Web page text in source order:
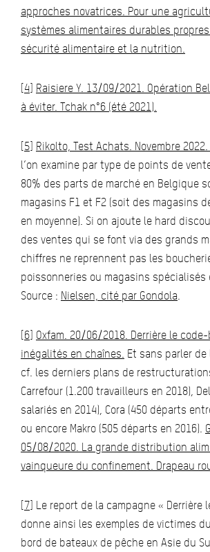
approches novatrices. Pour une
systèmes alimentaires durables
sécurité alimentaire et la nutrition.
[4] Raisiere Y. 13/09/2021. Opération
à éviter. Tchak n°6 (été 2021).
[5] Rikolto, Test Achats. Novembre
l’on examine par type de points de
80% des parts de marché en Belgique
magasins F1 et F2 (soit des magasins
en moyenne). Si on ajoute le hard
des ventes qui se font via des grands
chiffres ne reprennent pas les
poissonneries ou magasins spécialisés
Source : Nielsen, cité par Gondola
[6] Oxfam. 20/06/2018. Derrière le
inégalités en chaînes. Et sans parler de
cf. les derniers plans de
Carrefour (1.200 travailleurs en 2018),
salariés en 2014), Cora (450 départs
ou encore Makro (505 départs en 2016).
05/08/2020. La grande distribution
vainqueure du confinement. Drapeau
[7] Le report de la campagne « Derrière
donne ainsi les exemples de victimes
bord de bateaux de pêche en Asie du